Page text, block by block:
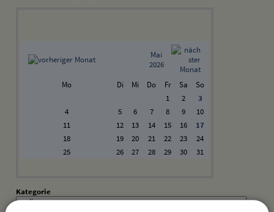
Mai
2026
Mo Di Mi Do Fr Sa
So
1
2
3
4
5 6 7 8 9
10
11
12 13 14 15 16
17
18
19 20 21 22 23
24
25
26 27 28 29 30 31
Kategorie